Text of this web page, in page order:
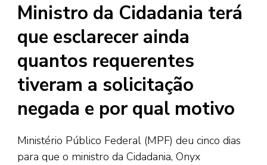
Ministro da Cidadania terá
que esclarecer ainda
quantos requerentes
tiveram a solicitação
negada e por qual motivo
Ministério Público Federal (MPF) deu cinco dias
para que o ministro da Cidadania, Onyx